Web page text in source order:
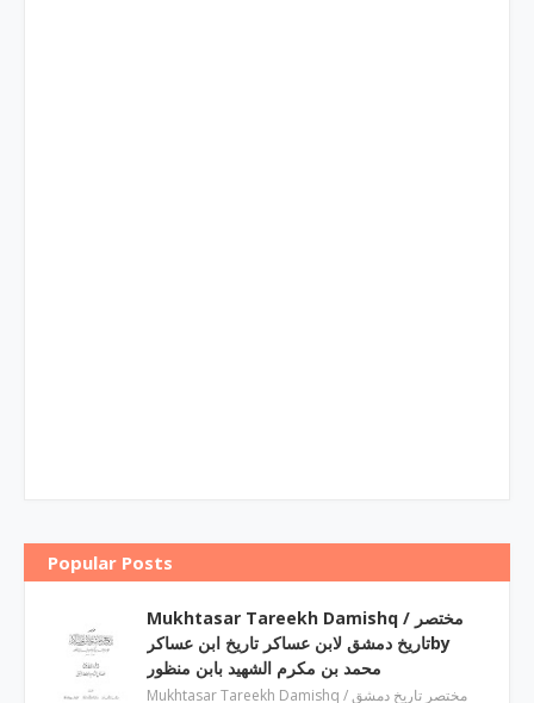
Popular Posts
Mukhtasar Tareekh Damishq ‎/ مختصر
تاریخ دمشق لابن عساکر تاریخ ابن عساکرby
‎محمد بن مکرم الشھید بابن منظور
Mukhtasar Tareekh Damishq ‎/ مختصر تاریخ دمشق